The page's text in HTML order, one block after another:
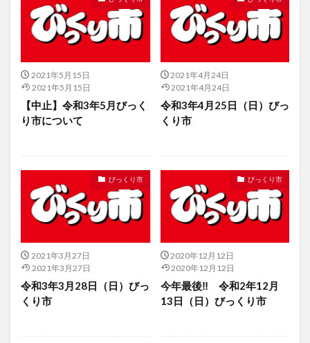
2021年5月15日
2021年5月15日
【中止】令和3年5月びっく
り市について
2021年4月24日
2021年4月24日
令和3年4月25日（日）びっ
くり市
びっくり市
2021年3月27日
2021年3月27日
令和3年3月28日（日）びっ
くり市
びっくり市
2020年12月12日
2020年12月12日
今年最後‼ 令和2年12月
13日（日）びっくり市